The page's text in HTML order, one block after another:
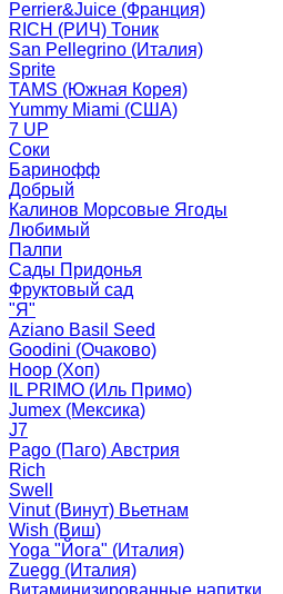
Perrier&Juice (Франция)
RICH (РИЧ) Тоник
San Pellegrino (Италия)
Sprite
TAMS (Южная Корея)
Yummy Miami (США)
7 UP
Соки
Баринофф
Добрый
Калинов Морсовые Ягоды
Любимый
Палпи
Сады Придонья
Фруктовый сад
"Я"
Aziano Basil Seed
Goodini (Очаково)
Hoop (Хоп)
IL PRIMO (Иль Примо)
Jumex (Мексика)
J7
Pago (Паго) Австрия
Rich
Swell
Vinut (Винут) Вьетнам
Wish (Виш)
Yoga "Йога" (Италия)
Zuegg (Италия)
Витаминизированные напитки